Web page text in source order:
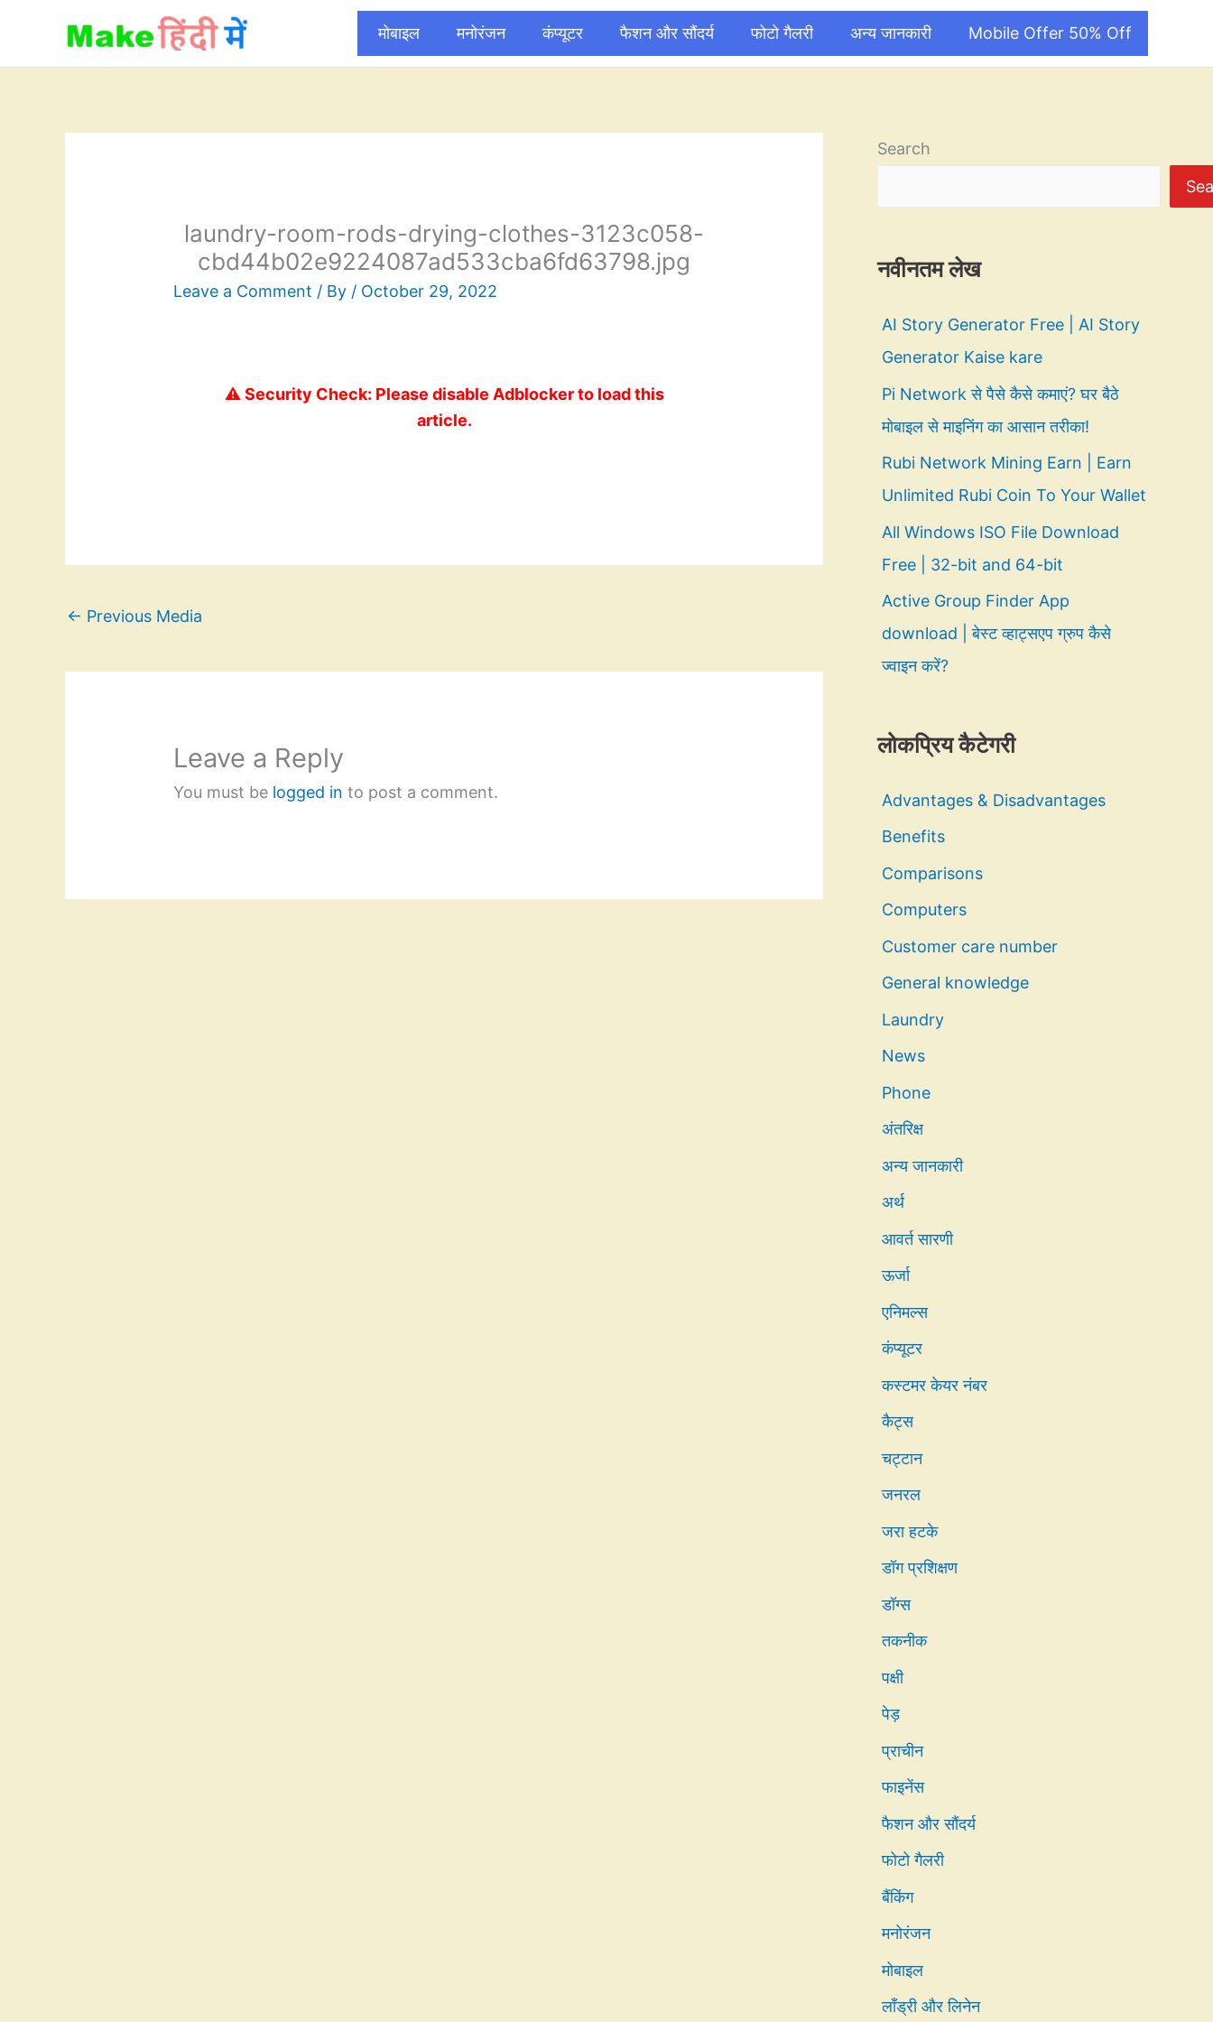
content
मोबाइल मनोरंजन कंप्यूटर फैशन और सौंदर्य फोटो गैलरी अन्य जानकारी Mobile Offer 50% Off
laundry-room-rods-drying-clothes-3123c058-
cbd44b02e9224087ad533cba6fd63798.jpg
Leave a Comment / By / October 29, 2022
⚠️ Security Check: Please disable Adblocker to load this
article.
← Previous Media
Leave a Reply
You must be logged in to post a comment.
Search
नवीनतम लेख
AI Story Generator Free | AI Story
Generator Kaise kare
Pi Network से पैसे कैसे कमाएं? घर बैठे
मोबाइल से माइनिंग का आसान तरीका!
Rubi Network Mining Earn | Earn
Unlimited Rubi Coin To Your Wallet
All Windows ISO File Download
Free | 32-bit and 64-bit
Active Group Finder App
download | बेस्ट व्हाट्सएप ग्रुप कैसे
ज्वाइन करें?
लोकप्रिय कैटेगरी
Advantages & Disadvantages
Benefits
Comparisons
Computers
Customer care number
General knowledge
Laundry
News
Phone
अंतरिक्ष
अन्य जानकारी
अर्थ
आवर्त सारणी
ऊर्जा
एनिमल्स
कंप्यूटर
कस्टमर केयर नंबर
कैट्स
चट्टान
जनरल
जरा हटके
डॉग प्रशिक्षण
डॉग्स
तकनीक
पक्षी
पेड़
प्राचीन
फाइनेंस
फैशन और सौंदर्य
फोटो गैलरी
बैंकिंग
मनोरंजन
मोबाइल
लाँड्री और लिनेन